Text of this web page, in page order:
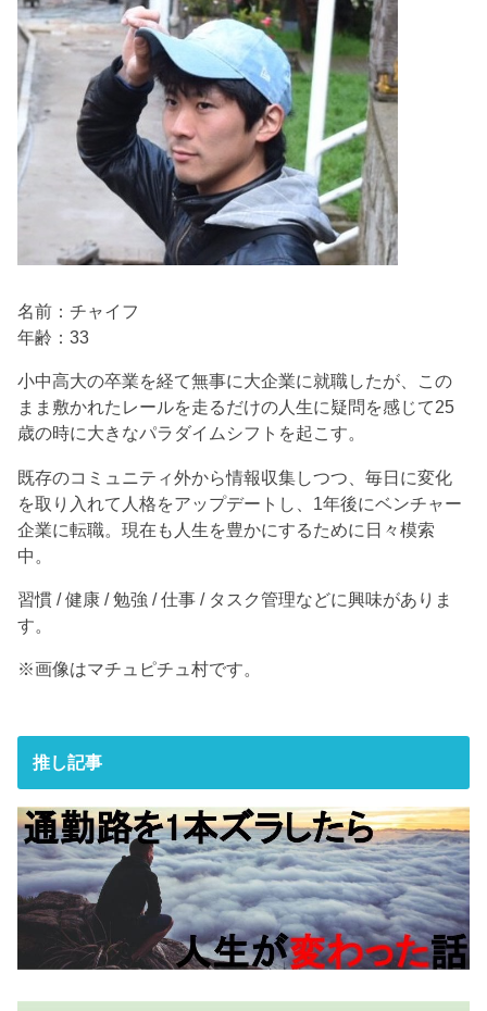
名前：チャイフ
年齢：33
小中高大の卒業を経て無事に大企業に就職したが、この
まま敷かれたレールを走るだけの人生に疑問を感じて25
歳の時に大きなパラダイムシフトを起こす。
既存のコミュニティ外から情報収集しつつ、毎日に変化
を取り入れて人格をアップデートし、1年後にベンチャー
企業に転職。現在も人生を豊かにするために日々模索
中。
習慣 / 健康 / 勉強 / 仕事 / タスク管理などに興味がありま
す。
※画像はマチュピチュ村です。
推し記事